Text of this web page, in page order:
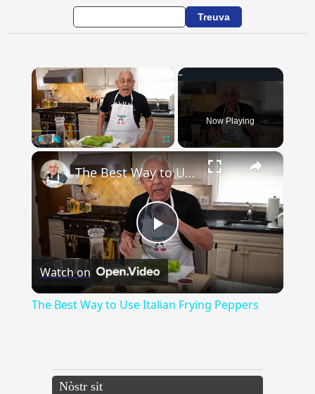
Unmute
Now Playing
×
Play
Video
The Best Way to Use Italian Frying Peppers
Watch on
The Best Way to Use Italian Frying Peppers
Nòstr sit